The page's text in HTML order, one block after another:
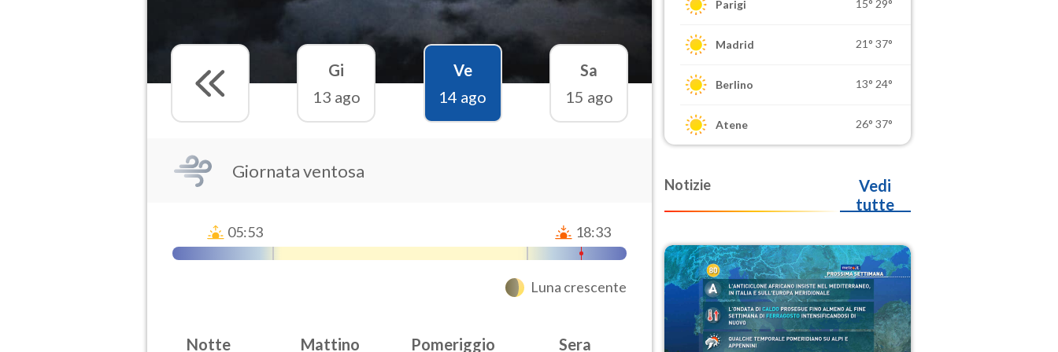
Gi
13 ago
Ve
14 ago
Sa
15 ago
Giornata ventosa
05:53 18:33
Luna crescente
Notte Mattino Pomeriggio Sera
Parigi 15° 29°
Madrid 21° 37°
Berlino 13° 24°
Atene 26° 37°
Notizie
Vedi
tutte